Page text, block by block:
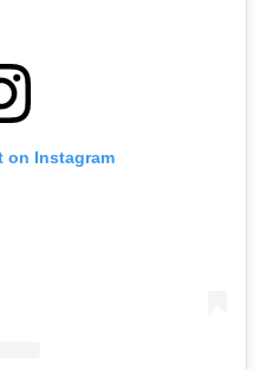
on Instagram